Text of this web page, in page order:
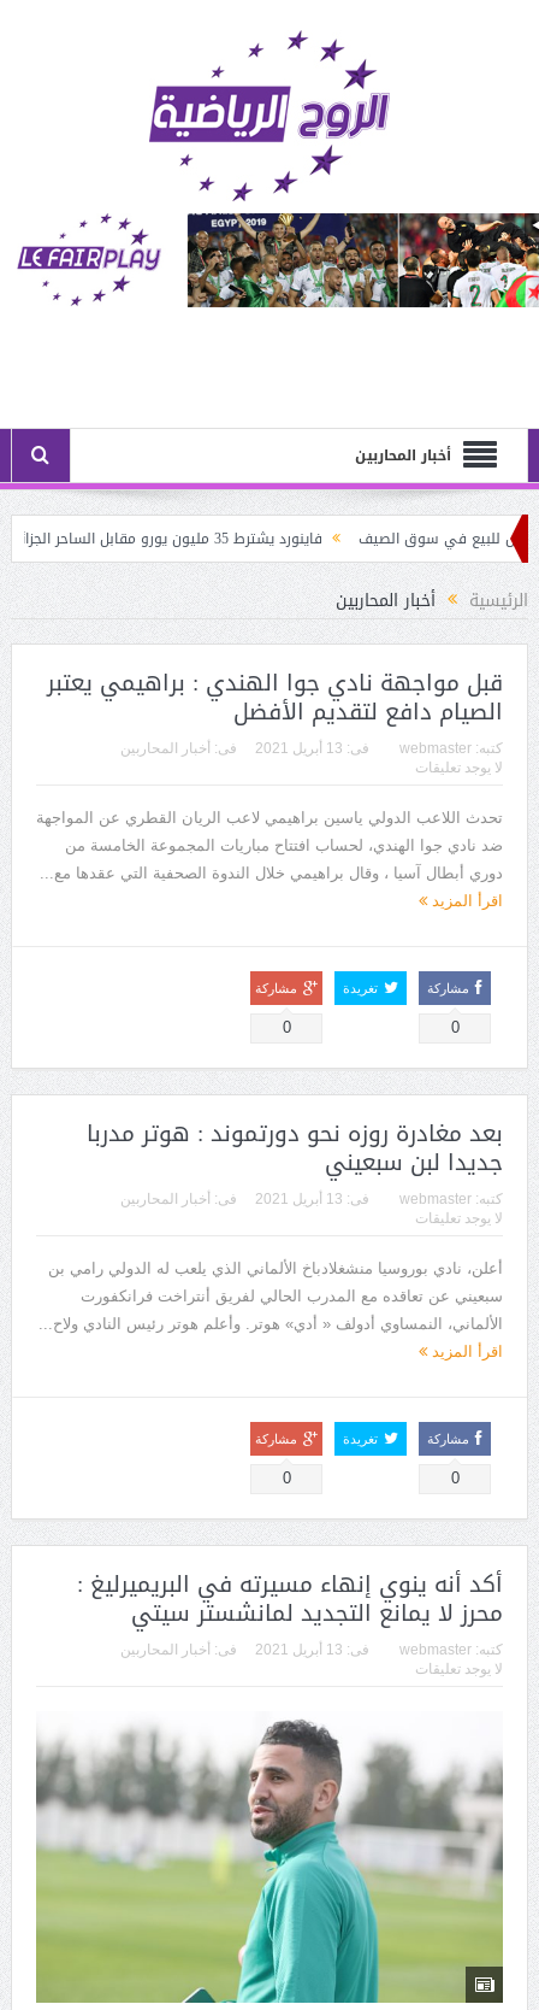
أخبار المحاربين
في سوق الصيف
فاينورد يشترط 35 مليون يورو مقابل الساحر الجزائري: أستون فيلا يُنــافس نيوكاسل على حــاج موسى
الرئيسية أخبار المحاربين
قبل مواجهة نادي جوا الهندي : براهيمي يعتبر
الصيام دافع لتقديم الأفضل
كتبه: webmaster فى: 13 أبريل 2021 فى: أخبار المحاربين
لا يوجد تعليقات
تحدث اللاعب الدولي ياسين براهيمي لاعب الريان القطري عن المواجهة
ضد نادي جوا الهندي، لحساب افتتاح مباريات المجموعة الخامسة من
دوري أبطال آسيا ، وقال براهيمي خلال الندوة الصحفية التي عقدها مع...
اقرأ المزيد
مشاركة
0
تغريدة مشاركة
0
بعد مغادرة روزه نحو دورتموند : هوتر مدربا
جديدا لبن سبعيني
كتبه: webmaster فى: 13 أبريل 2021 فى: أخبار المحاربين
لا يوجد تعليقات
أعلن، نادي بوروسيا منشغلادباخ الألماني الذي يلعب له الدولي رامي بن
سبعيني عن تعاقده مع المدرب الحالي لفريق أنتراخت فرانكفورت
الألماني، النمساوي أدولف « أدي» هوتر. وأعلم هوتر رئيس النادي ولاح...
اقرأ المزيد
مشاركة
0
تغريدة مشاركة
0
أكد أنه ينوي إنهاء مسيرته في البريميرليغ :
محرز لا يمانع التجديد لمانشستر سيتي
كتبه: webmaster فى: 13 أبريل 2021 فى: أخبار المحاربين
لا يوجد تعليقات